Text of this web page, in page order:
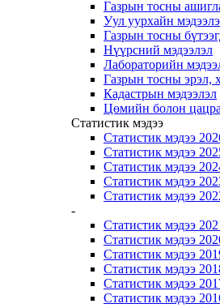
Газрын тосны
Уул уурхайн
Газрын тосны
Нүүрсний мэдээлэл
Лабораторийн
Газрын тосны эрэл,
Кадастрын мэдээлэл
Цөмийн болон
Статистик мэдээ
Статистик мэдээ
Статистик мэдээ
Статистик мэдээ
Статистик мэдээ
Статистик мэдээ
-
Статистик мэдээ
Статистик мэдээ
Статистик мэдээ
Статистик мэдээ
Статистик мэдээ
Статистик мэдээ